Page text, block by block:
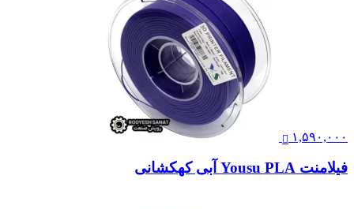
۱,۵۹۰,۰۰۰
فیلامنت Yousu PLA آبی کهکشانی